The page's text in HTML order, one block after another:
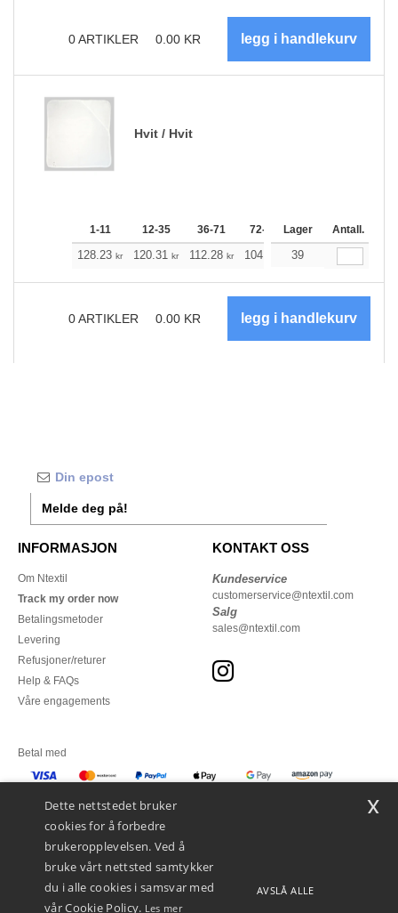
0ARTIKLER 0.00 KR
Hvit / Hvit
1-11 12-35 36-71 72-143 144-287 288 +
Lager Antall.
128.23 kr 120.31 kr 112.28 kr 104.25 96.22
39
0ARTIKLER 0.00 KR
Melde deg på!
INFORMASJON
Om Ntextil
Track my order now
Betalingsmetoder
Levering
Refusjoner/returer
Help & FAQs
Våre engagements
KONTAKT OSS
Kundeservice
customerservice@ntextil.com
Salg
sales@ntextil.com
Betal med
Dette nettstedet bruker
cookies for å forbedre
brukeropplevelsen. Ved å
bruke vårt nettsted samtykker
du i alle cookies i samsvar med
vår Cookie Policy. Les mer
AVSLÅ ALLE
x